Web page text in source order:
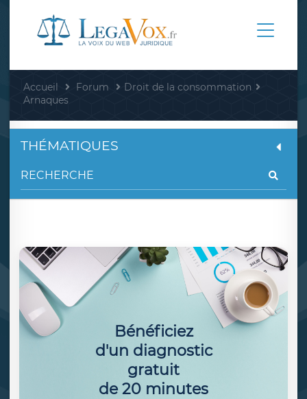
Accueil Forum
Droit de la consommation
Arnaques
THÉMATIQUES
Bénéficiez
d'un diagnostic
gratuit
de 20 minutes